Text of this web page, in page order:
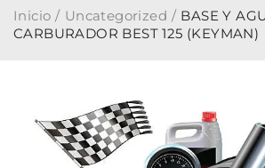
Inicio / Uncategorized / BASE Y
CARBURADOR BEST 125 (KEYMAN)